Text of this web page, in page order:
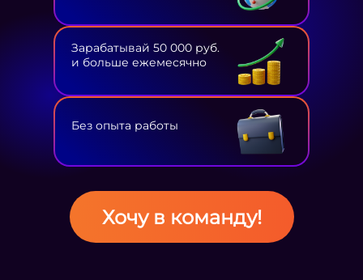
Зарабатывай 50 000 руб.
и больше ежемесячно
Без опыта работы
Хочу в команду!